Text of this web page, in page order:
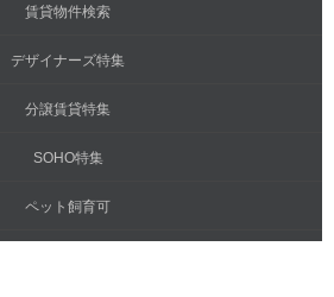
賃貸物件検索
デザイナーズ特集
分譲賃貸特集
SOHO特集
ペット飼育可